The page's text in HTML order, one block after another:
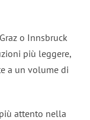
o Innsbruck
più leggere,
a un volume di
attento nella